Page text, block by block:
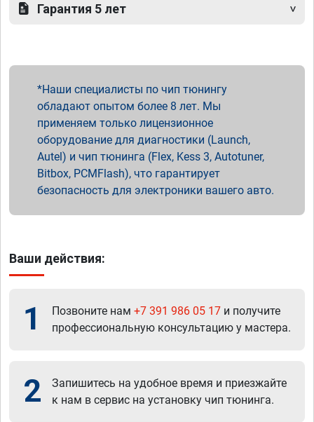
Гарантия 5 лет
Наши специалисты по чип тюнингу
обладают опытом более 8 лет. Мы
применяем только лицензионное
оборудование для диагностики (Launch,
Autel) и чип тюнинга (Flex, Kess 3, Autotuner,
Bitbox, PCMFlash), что гарантирует
безопасность для электроники вашего авто.
Ваши действия:
1 Позвоните нам +7 391 986 05 17 и получите
профессиональную консультацию у мастера.
2
Запишитесь на удобное время и приезжайте
к нам в сервис на установку чип тюнинга.